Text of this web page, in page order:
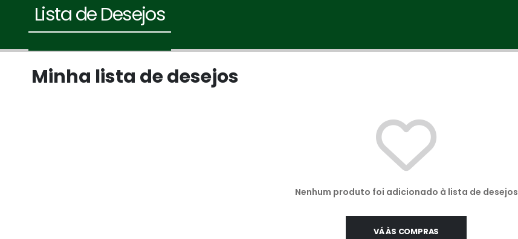
Lista de Desejos
Minha lista de desejos
Nenhum produto foi adicionado à lista de desejos
VÁ ÀS COMPRAS